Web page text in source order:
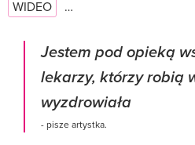
WIDEO …
Jestem pod opieką
lekarzy, którzy robią
wyzdrowiała
- pisze artystka.